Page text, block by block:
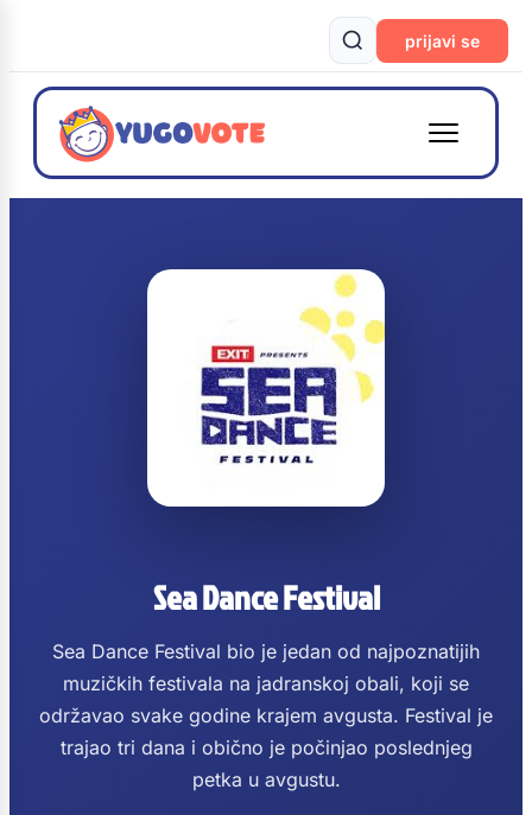
prijavi se
Sea Dance Festival
Sea Dance Festival bio je jedan od najpoznatijih
muzičkih festivala na jadranskoj obali, koji se
održavao svake godine krajem avgusta. Festival je
trajao tri dana i obično je počinjao poslednjeg
petka u avgustu.